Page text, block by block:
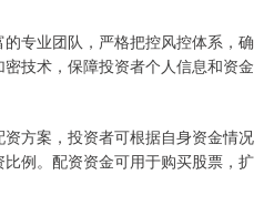
专业团队，严格把控风控体系，确
技术，保障投资者个人信息和资金
方案，投资者可根据自身资金情况
例。配资资金可用于购买股票，扩